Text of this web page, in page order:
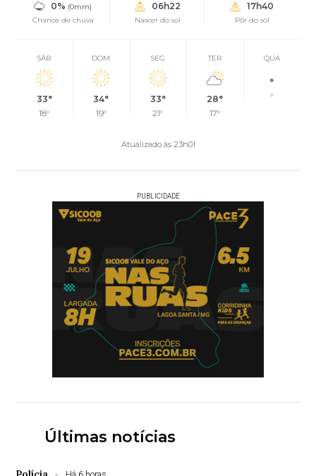
0% (0mm)
Chance de chuva
06h22
Nascer do sol
17h40
Pôr do sol
SÁB
33°
18°
DOM
34°
19°
SEG
33°
21°
TER
28°
17°
QUA
°
°
Atualizado às 23h01
PUBLICIDADE
Últimas notícias